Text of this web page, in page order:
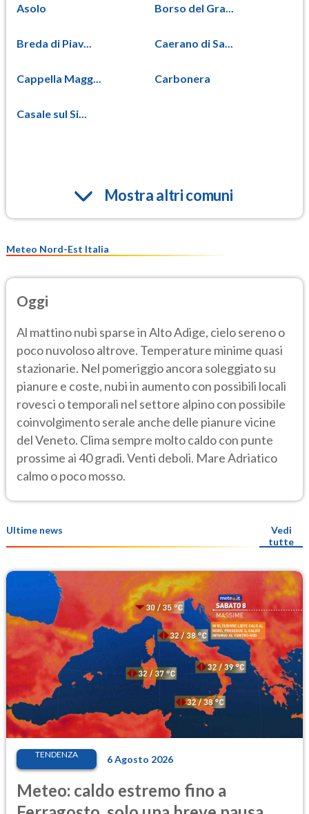
Asolo Borso del Gra...
Breda di Piav... Caerano di Sa...
Cappella Magg... Carbonera
Casale sul Si...
Mostra altri comuni
Meteo Nord-Est Italia
Oggi
Al mattino nubi sparse in Alto Adige, cielo sereno o
poco nuvoloso altrove. Temperature minime quasi
stazionarie. Nel pomeriggio ancora soleggiato su
pianure e coste, nubi in aumento con possibili locali
rovesci o temporali nel settore alpino con possibile
coinvolgimento serale anche delle pianure vicine
del Veneto. Clima sempre molto caldo con punte
prossime ai 40 gradi. Venti deboli. Mare Adriatico
calmo o poco mosso.
Ultime news
Vedi
tutte
TENDENZA 6 Agosto 2026
Meteo: caldo estremo fino a